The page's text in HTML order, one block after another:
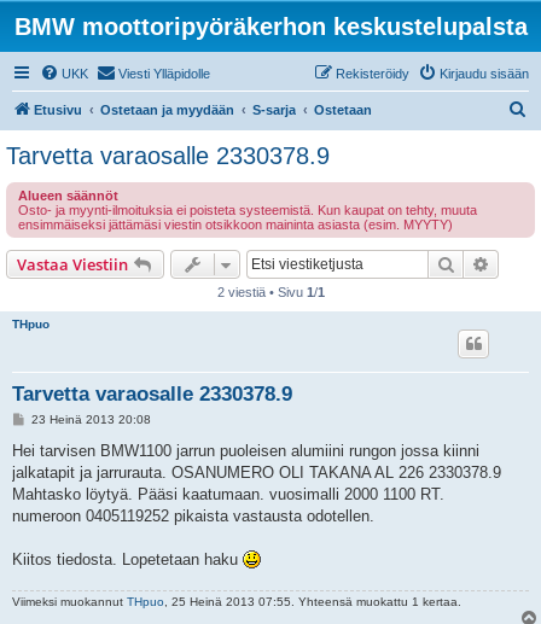
BMW moottoripyöräkerhon keskustelupalsta
UKK Viesti Ylläpidolle Kirjaudu sisään
Rekisteröidy
Etusivu Ostetaan ja myydään S-sarja Ostetaan
Tarvetta varaosalle 2330378.9
Alueen säännöt
Osto- ja myynti-ilmoituksia ei poisteta systeemistä. Kun kaupat on tehty, muuta
ensimmäiseksi jättämäsi viestin otsikkoon maininta asiasta (esim. MYYTY)
Vastaa Viestiin Etsi
2 viestiä • Sivu 1/1
THpuo
Tarvetta varaosalle 2330378.9
V
e
t
i
23 Heinä 2013 20:08
Hei tarvisen BMW1100 jarrun puoleisen alumiini rungon jossa kiinni
jalkatapit ja jarrurauta. OSANUMERO OLI TAKANA AL 226 2330378.9
Mahtasko löytyä. Pääsi kaatumaan. vuosimalli 2000 1100 RT.
numeroon 0405119252 pikaista vastausta odotellen.
Kiitos tiedosta. Lopetetaan haku
Viimeksi muokannut THpuo , 25 Heinä 2013 07:55. Yhteensä muokattu 1 kertaa.